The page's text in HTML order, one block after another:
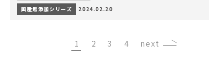
国産無添加シリーズ 2024.02.20
1 2 3 4 ›